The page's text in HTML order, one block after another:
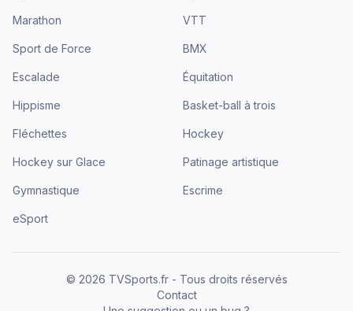
Marathon VTT
Sport de Force BMX
Escalade Équitation
Hippisme Basket-ball à trois
Fléchettes Hockey
Hockey sur Glace Patinage artistique
Gymnastique Escrime
eSport
© 2026 TVSports.fr - Tous droits réservés
Contact